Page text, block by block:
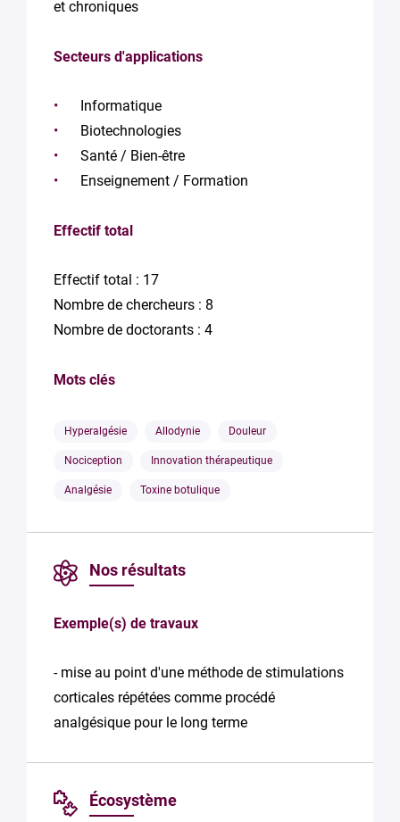
et chroniques
Secteurs d'applications
Informatique
Biotechnologies
Santé / Bien-être
Enseignement / Formation
Effectif total
Effectif total : 17
Nombre de chercheurs : 8
Nombre de doctorants : 4
Mots clés
Hyperalgésie Allodynie Douleur
Nociception Innovation thérapeutique
Analgésie Toxine botulique
Nos résultats
Exemple(s) de travaux
- mise au point d'une méthode de stimulations
corticales répétées comme procédé
analgésique pour le long terme
Écosystème